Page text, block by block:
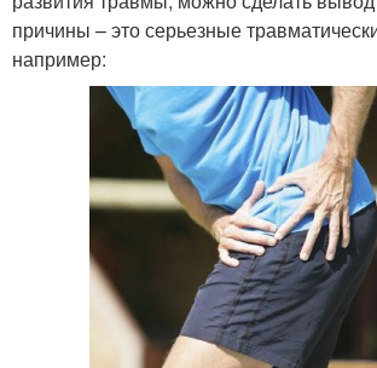
причины – это серьезные
например: